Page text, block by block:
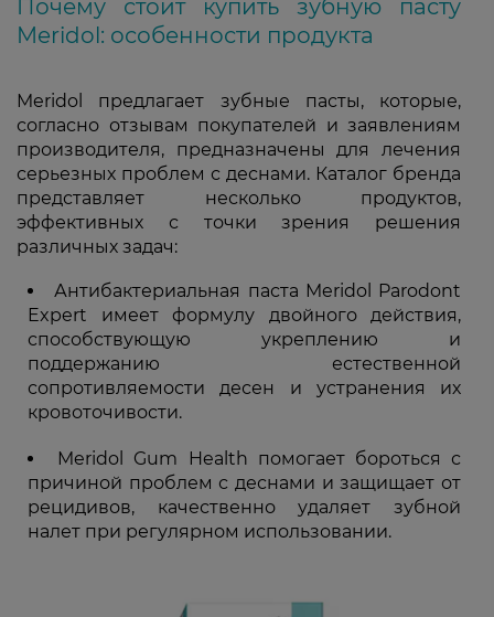
Почему стоит купить зубную пасту
Meridol: особенности продукта
Meridol предлагает зубные пасты, которые,
согласно отзывам покупателей и заявлениям
производителя, предназначены для лечения
серьезных проблем с деснами. Каталог бренда
представляет несколько продуктов,
эффективных с точки зрения решения
различных задач:
Антибактериальная паста Meridol Parodont
Expert имеет формулу двойного действия,
способствующую укреплению и
поддержанию естественной
сопротивляемости десен и устранения их
кровоточивости.
Meridol Gum Health помогает бороться с
причиной проблем с деснами и защищает от
рецидивов, качественно удаляет зубной
налет при регулярном использовании.